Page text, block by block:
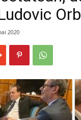
2020